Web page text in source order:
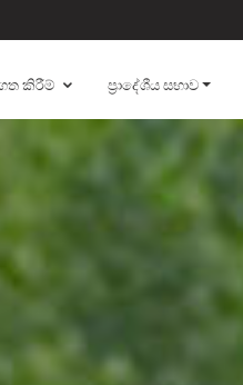
කිරීම් ප්‍රාදේශීය සභාව